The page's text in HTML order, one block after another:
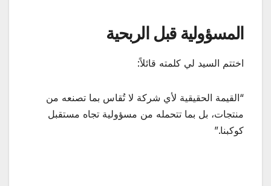
المسؤولية قبل الربحية
اختتم السيد لي كلمته قائلاً:
“القيمة الحقيقية لأي شركة لا تُقاس بما تصنعه من
منتجات، بل بما تتحمله من مسؤولية تجاه مستقبل
كوكبنا.”